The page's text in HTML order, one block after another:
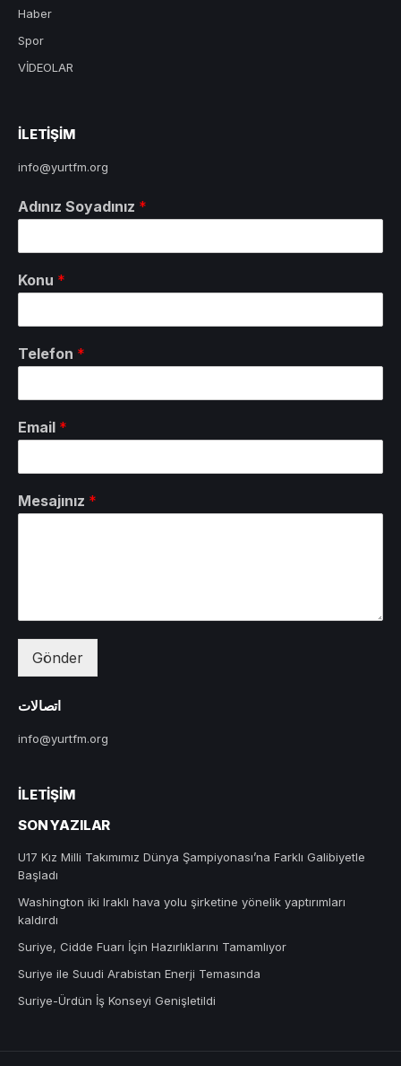
Haber
Spor
VİDEOLAR
ILETIŞIM
info@yurtfm.org
Adınız Soyadınız *
Konu *
Telefon *
Email *
Mesajınız *
Gönder
اتصالات
info@yurtfm.org
İLETIŞIM
SON YAZILAR
U17 Kız Milli Takımımız Dünya Şampiyonası’na Farklı Galibiyetle
Başladı
Washington iki Iraklı hava yolu şirketine yönelik yaptırımları
kaldırdı
Suriye, Cidde Fuarı İçin Hazırlıklarını Tamamlıyor
Suriye ile Suudi Arabistan Enerji Temasında
Suriye-Ürdün İş Konseyi Genişletildi